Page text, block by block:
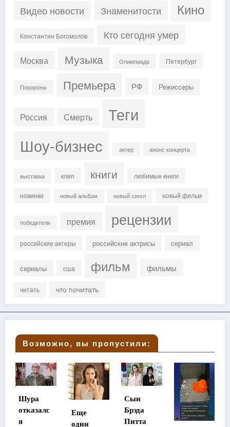
Видео новости Знаменитости Кино
Константин Богомолов Кто сегодня умер
Москва Музыка Олимпиада Петербург
Похороны Премьера РФ Режиссеры
Россия Смерть Теги
Шоу-бизнес актер анонс концерта
выставка клип книги любимые книги
новинки новый альбом новый сингл новый фильм
победители премия рецензии
российские актеры российские актрисы сериал
сериалы сша фильм фильмы
читать что почитать
Возможно, вы пропустили:
Еще
Сын
Брэда
Питта
Стала
известна